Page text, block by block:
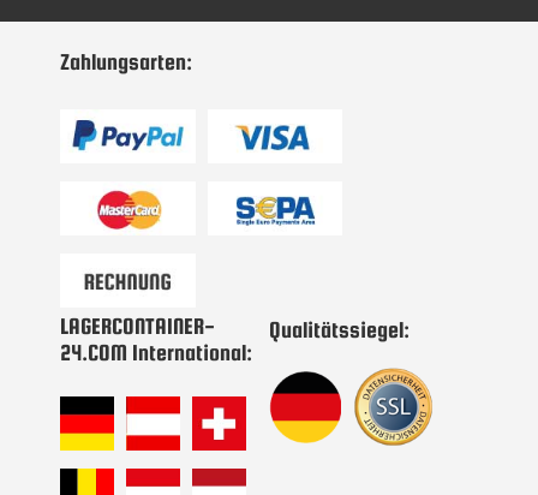
an:
Zahlungsarten:
LAGERCONTAINER-
24.COM International:
Qualitätssiegel: